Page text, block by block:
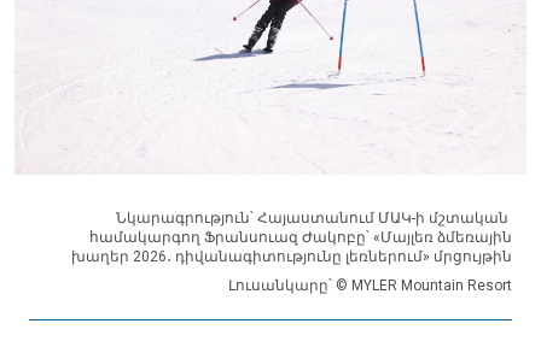
Նկարագրություն՝ Հայաստանում ՄԱԿ-ի մշտական ​​
համակարգող Ֆրանսուազ Ժակոբը՝ «Մայլեռ ձմեռային
խաղեր 2026․ դիվանագիտությունը լեռներում» մրցույթին
Լուսանկարը՝ © MYLER Mountain Resort